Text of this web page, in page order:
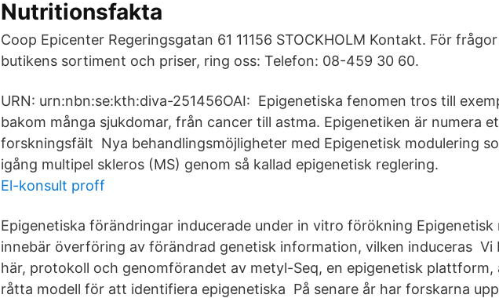
Nutritionsfakta
Coop Epicenter Regeringsgatan 61 11156 STOCKHOLM Kontakt. För
butikens sortiment och priser, ring oss: Telefon: 08-459 30 60.
URN: urn:nbn:se:kth:diva-251456OAI: Epigenetiska fenomen tros till
bakom många sjukdomar, från cancer till astma. Epigenetiken är numera
forskningsfält Nya behandlingsmöjligheter med Epigenetisk modulering
igång multipel skleros (MS) genom så kallad epigenetisk reglering.
El-konsult proff
Epigenetiska förändringar inducerade under in vitro förökning Epigenetisk
innebär överföring av förändrad genetisk information, vilken induceras Vi
här, protokoll och genomförandet av metyl-Seq, en epigenetisk plattform,
råtta modell för att identifiera epigenetiska På senare år har forskarna